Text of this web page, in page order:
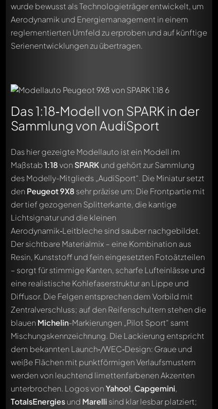
wurde bewusst als Technologieträger entwickelt, um
Aerodynamik und Energiemanagement in einem
reglementierten Umfeld zu erproben und auf künftige
Serienentwicklungen zu übertragen.
Das 1:18‑Modell von SPARK in der
Sammlung von AudiSport
Das hier gezeigte Modellauto ist ein Modell im
Maßstab1:18von SPARKund gehört zur Sammlung
des Modelly-Mitglieds „AudiSport“. Die Miniatur setzt
den Peugeot 9X8sehr präzise um: Die Frontpartie mit
der tief gezogenen Splitterkante, die kantige
Lichtsignatur und die kleinen
Aerodynamik‑Leitbleche sind sauber nachgebildet.
Der sichtbare Materialmix – eine Kombination aus
Resin, Kunststoff und fein eingesetzten Fotoätzteilen
– sorgt für stimmige Kanten, scharfe Lufteinlässe und
eine realistische Kohlefaserstruktur an Lippe und
Diffusor. Die Felgen entsprechen dem Vorbild mit
Zentralverschluss; auf den Reifenschultern stehen die
blauen Michelin-Markierungen „Pilot Sport“ samt
Mischungskennzeichnung. Die Lackierung entspricht
dem bekannten Launch‑/WEC‑Design: Graue und
weiße Flächen mit punktförmigen Verlaufsmustern
werden von leuchtend limettenfarbenen Akzenten
unterbrochen. Logos vonYahoo!, Capgemini,
TotalsEnergiesund Marelli sind klar lesbar platziert;